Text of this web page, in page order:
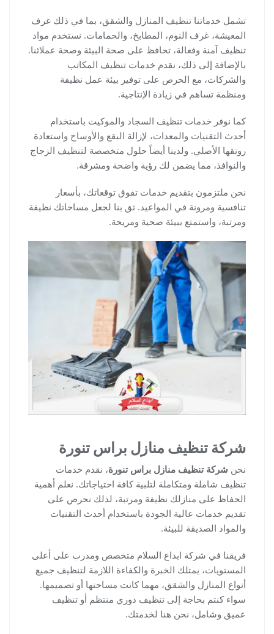
تشمل خدماتنا تنظيف المنازل والشقق، بما في ذلك غرف
المعيشة، غرف النوم، المطابخ، والحمامات. نستخدم مواد
تنظيف آمنة وفعالة، تحافظ على صحة البيئة وصحة عملائنا.
بالإضافة إلى ذلك، نقدم خدمات تنظيف المكاتب
والشركات، مع الحرص على توفير بيئة عمل نظيفة
ومنظمة تساهم في زيادة الإنتاجية.
كما نوفر خدمات تنظيف السجاد والموكيت باستخدام
أحدث التقنيات والمعدات، لإزالة البقع والأوساخ واستعادة
رونقها الأصلي. ولدينا أيضاً حلول متخصصة لتنظيف الزجاج
والنوافذ، مما يضمن لك رؤية واضحة ومشرقة.
نحن ملتزمون بتقديم خدمات تفوق توقعاتك، بأسعار
تنافسية ومرونة في المواعيد. ثق بنا لجعل مساحاتك نظيفة
ومرتبة، واستمتع ببيئة صحية ومريحة.
شركة تنظيف منازل براس تنورة
نحن شركة تنظيف منازل براس تنورة، نقدم خدمات
تنظيف شاملة ومتكاملة لتلبية كافة احتياجاتك. نعلم أهمية
الحفاظ على منازلك نظيفة ومرتبة، لذلك نحرص على
تقديم خدمات عالية الجودة باستخدام أحدث التقنيات
والمواد الصديقة للبيئة.
فريقنا في شركة ابداع السلام متخصص ومدرب على أعلى
المستويات، يمتلك الخبرة والكفاءة اللازمة لتنظيف جميع
أنواع المنازل والشقق، مهما كانت مساحتها أو تصميمها.
سواء كنتم بحاجة إلى تنظيف دوري منتظم أو تنظيف
عميق وشامل، نحن هنا لخدمتك.